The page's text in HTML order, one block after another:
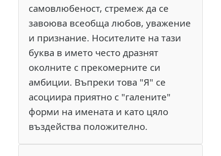
самовлюбеност, стремеж да се
завоюва всеобща любов, уважение
и признание. Носителите на тази
буква в името често дразнят
околните с прекомерните си
амбиции. Въпреки това "Я" се
асоциира приятно с "галените"
форми на имената и като цяло
въздейства положително.